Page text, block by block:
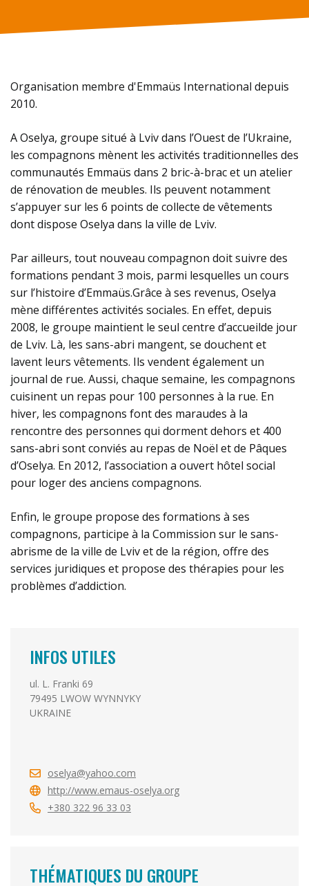
Organisation membre d'Emmaüs International depuis
2010.
A Oselya, groupe situé à Lviv dans l’Ouest de l’Ukraine,
les compagnons mènent les activités traditionnelles des
communautés Emmaüs dans 2 bric-à-brac et un atelier
de rénovation de meubles. Ils peuvent notamment
s’appuyer sur les 6 points de collecte de vêtements
dont dispose Oselya dans la ville de Lviv.
Par ailleurs, tout nouveau compagnon doit suivre des
formations pendant 3 mois, parmi lesquelles un cours
sur l’histoire d’Emmaüs.Grâce à ses revenus, Oselya
mène différentes activités sociales. En effet, depuis
2008, le groupe maintient le seul centre d’accueilde jour
de Lviv. Là, les sans-abri mangent, se douchent et
lavent leurs vêtements. Ils vendent également un
journal de rue. Aussi, chaque semaine, les compagnons
cuisinent un repas pour 100 personnes à la rue. En
hiver, les compagnons font des maraudes à la
rencontre des personnes qui dorment dehors et 400
sans-abri sont conviés au repas de Noël et de Pâques
d’Oselya. En 2012, l’association a ouvert hôtel social
pour loger des anciens compagnons.
Enfin, le groupe propose des formations à ses
compagnons, participe à la Commission sur le sans-
abrisme de la ville de Lviv et de la région, offre des
services juridiques et propose des thérapies pour les
problèmes d’addiction.
INFOS UTILES
ul. L. Franki 69
79495 LWOW WYNNYKY
UKRAINE
oselya@yahoo.com
http://www.emaus-oselya.org
+380 322 96 33 03
THÉMATIQUES DU GROUPE